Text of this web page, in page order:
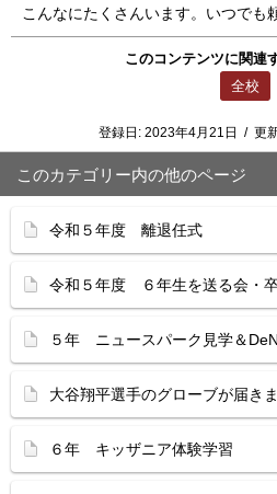
こんなにたくさんいます。いつでも
このコンテンツに関連
全校
登録日: 2023年4月21日 / 更
このカテゴリー内の他のページ
令和５年度 離退任式
令和５年度 ６年生を送る会・
５年 ニュースパーク見学＆
大谷翔平選手のグローブが届き
６年 キッザニア体験学習